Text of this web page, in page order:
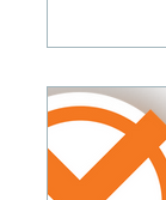
לבית,